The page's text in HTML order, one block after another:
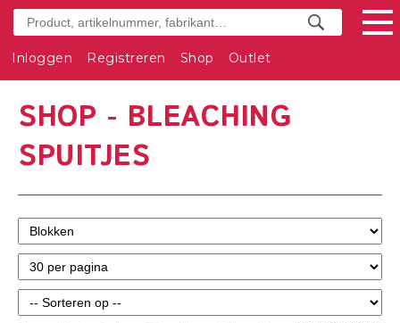
Inloggen Registreren Shop Outlet
SHOP - BLEACHING
SPUITJES